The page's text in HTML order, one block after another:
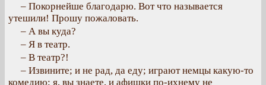
– Покорнейше благодарю. Вот что называется
утешили! Прошу пожаловать.
– А вы куда?
– Я в театр.
– В театр?!
– Извините; и не рад, да еду; играют немцы какую-то
комедию; я, вы знаете, и афишки по-ихнему не